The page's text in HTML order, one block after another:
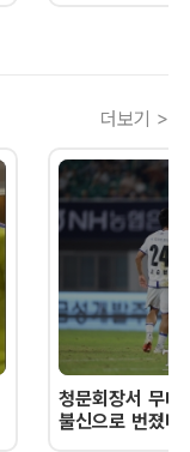
더보기 >
청문회장서 무너
불신으로 번졌